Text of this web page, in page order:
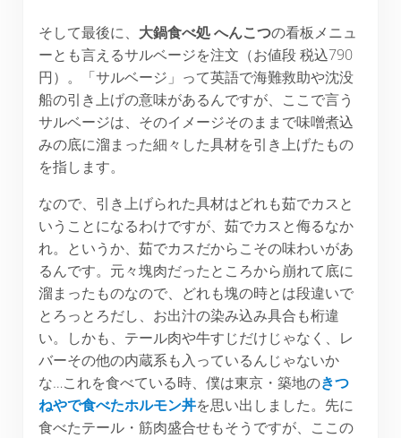
そして最後に、 大鍋食べ処 へんこつの看板メニュ
ーとも言えるサルベージを注文（お値段 税込790
円）。「サルベージ」って英語で海難救助や沈没
船の引き上げの意味があるんですが、ここで言う
サルベージは、そのイメージそのままで味噌煮込
みの底に溜まった細々した具材を引き上げたもの
を指します。
なので、引き上げられた具材はどれも茹でカスと
いうことになるわけですが、茹でカスと侮るなか
れ。というか、茹でカスだからこその味わいがあ
るんです。元々塊肉だったところから崩れて底に
溜まったものなので、どれも塊の時とは段違いで
とろっとろだし、お出汁の染み込み具合も桁違
い。しかも、テール肉や牛すじだけじゃなく、レ
バーその他の内蔵系も入っているんじゃないか
な…これを食べている時、僕は東京・築地のきつ
ねやで食べたホルモン丼を思い出しました。先に
食べたテール・筋肉盛合せもそうですが、ここの